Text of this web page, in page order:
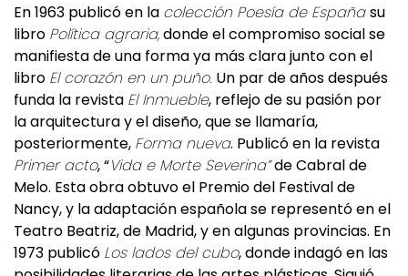
En 1963 publicó en la colección Poesía de Españasu
libro Política agraria,donde el compromiso social se
manifiesta de una forma ya más clara junto con el
libro El corazón en un puño. Un par de años después
funda la revista El Inmueble, reflejo de su pasión por
la arquitectura y el diseño, que se llamaría,
posteriormente, Forma nueva. Publicó en la revista
Primer acto, “Vida e Morte Severina”de Cabral de
Melo. Esta obra obtuvo el Premio del Festival de
Nancy, y la adaptación española se representó en el
Teatro Beatriz, de Madrid, y en algunas provincias. En
1973 publicó Los lados del cubo, donde indagó en las